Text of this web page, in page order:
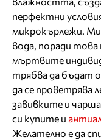
перфектни
микрокърлежи.
вода, поради това
мъртвите
трябва да бъдат
да се проветрява
завивките и
си купите и
Желателно е да